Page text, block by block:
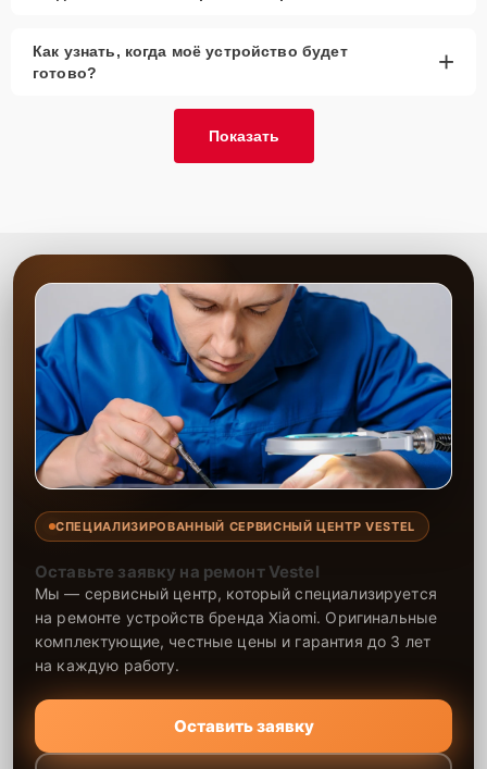
Как узнать, когда моё устройство будет
готово?
+
Показать
СПЕЦИАЛИЗИРОВАННЫЙ СЕРВИСНЫЙ ЦЕНТР VESTEL
Оставьте заявку на ремонт Vestel
Мы — сервисный центр, который специализируется
на ремонте устройств бренда Xiaomi. Оригинальные
комплектующие, честные цены и гарантия до 3 лет
на каждую работу.
Оставить заявку